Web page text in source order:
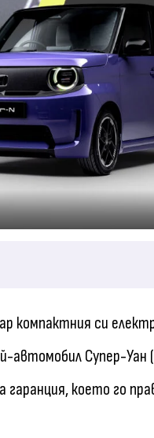
компактния си
автомобил Супер-Уан
което го